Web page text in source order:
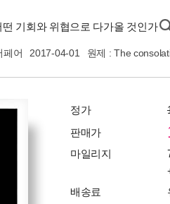
기회와 위협으로 다가올 것인가
페어 2017-04-01 원제 : The
정가
판매가
마일리지
배송료